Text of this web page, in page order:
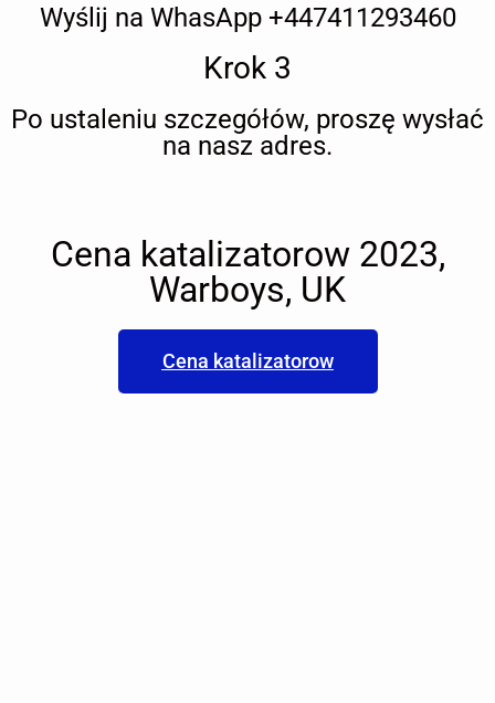
Wyślij na WhasApp +447411293460
Krok 3
Po ustaleniu szczegółów, proszę wysłać
na nasz adres.
Cena katalizatorow 2023,
Warboys, UK
Cena katalizatorow